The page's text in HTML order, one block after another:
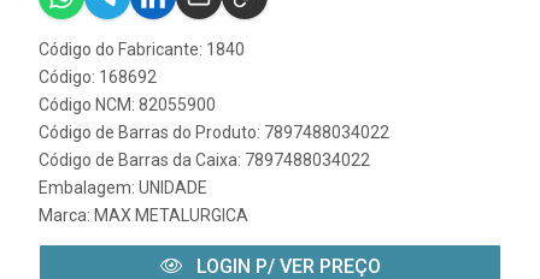
Código do Fabricante: 1840
Código: 168692
Código NCM: 82055900
Código de Barras do Produto: 7897488034022
Código de Barras da Caixa: 7897488034022
Embalagem: UNIDADE
Marca: MAX METALURGICA
LOGIN P/ VER PREÇO